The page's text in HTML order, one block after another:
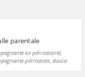
parentale
en périnatalité,
périnatale, doula